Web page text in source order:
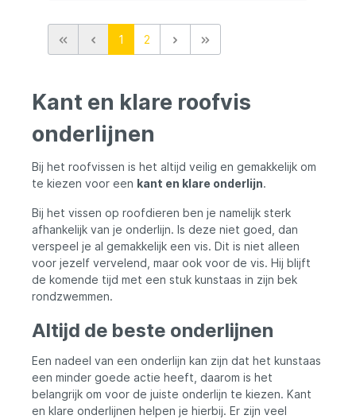
draaien.
1 2
Kant en klare roofvis
onderlijnen
Bij het roofvissen is het altijd veilig en gemakkelijk om
te kiezen voor een kant en klare onderlijn.
Bij het vissen op roofdieren ben je namelijk sterk
afhankelijk van je onderlijn. Is deze niet goed, dan
verspeel je al gemakkelijk een vis. Dit is niet alleen
voor jezelf vervelend, maar ook voor de vis. Hij blijft
de komende tijd met een stuk kunstaas in zijn bek
rondzwemmen.
Altijd de beste onderlijnen
Een nadeel van een onderlijn kan zijn dat het kunstaas
een minder goede actie heeft, daarom is het
belangrijk om voor de juiste onderlijn te kiezen. Kant
en klare onderlijnen helpen je hierbij. Er zijn veel